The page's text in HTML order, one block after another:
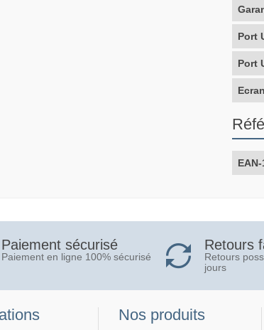
Port
Port
Paiement sécurisé
Paiement en ligne 100% sécurisé
Retours
Retours
jours
Nos produits